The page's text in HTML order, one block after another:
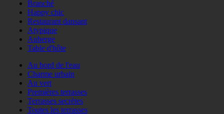
Branché
Happy chic
Restaurant dansant
Atypique
Auberge
Table d'hôte
Au bord de l'eau
Charme urbain
Au vert
Premières terrasses
Terrasses secrètes
Toutes les terrasses